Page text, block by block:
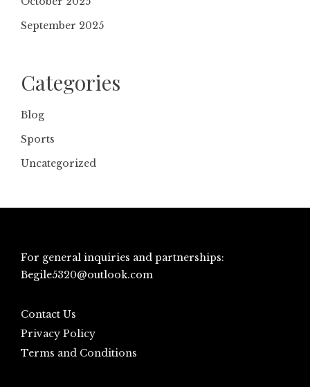
September 2025
Categories
Blog
Sports
Uncategorized
For general inquiries and partnerships:
Begile5320@outlook.com
Contact Us
Privacy Policy
Terms and Conditions